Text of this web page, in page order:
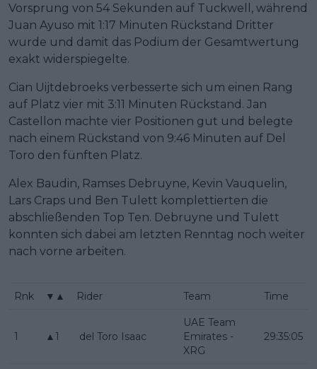
Vorsprung von 54 Sekunden auf Tuckwell, während
Juan Ayuso mit 1:17 Minuten Rückstand Dritter
wurde und damit das Podium der Gesamtwertung
exakt widerspiegelte.
Cian Uijtdebroeks verbesserte sich um einen Rang
auf Platz vier mit 3:11 Minuten Rückstand. Jan
Castellon machte vier Positionen gut und belegte
nach einem Rückstand von 9:46 Minuten auf Del
Toro den fünften Platz.
Alex Baudin, Ramses Debruyne, Kevin Vauquelin,
Lars Craps und Ben Tulett komplettierten die
abschließenden Top Ten. Debruyne und Tulett
konnten sich dabei am letzten Renntag noch weiter
nach vorne arbeiten.
Rnk ▼▲ Rider Team Time
1 ▲1 del Toro Isaac
UAE Team
Emirates -
XRG
29:35:05